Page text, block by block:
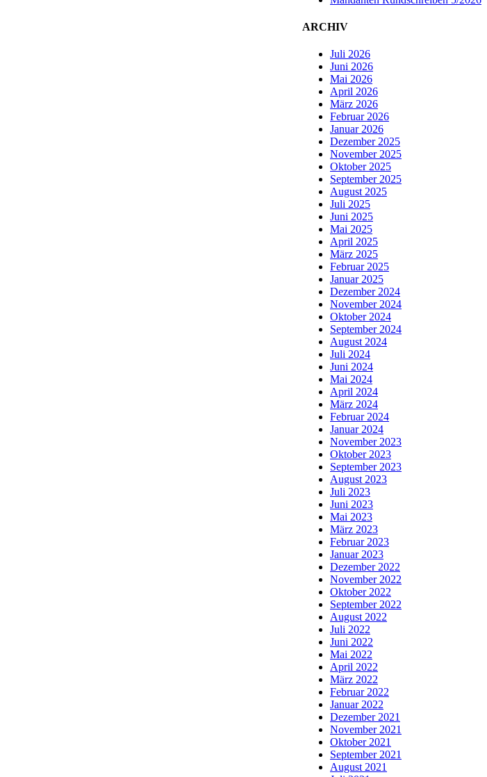
ARCHIV
Juli 2026
Juni 2026
Mai 2026
April 2026
März 2026
Februar 2026
Januar 2026
Dezember 2025
November 2025
Oktober 2025
September 2025
August 2025
Juli 2025
Juni 2025
Mai 2025
April 2025
März 2025
Februar 2025
Januar 2025
Dezember 2024
November 2024
Oktober 2024
September 2024
August 2024
Juli 2024
Juni 2024
Mai 2024
April 2024
März 2024
Februar 2024
Januar 2024
November 2023
Oktober 2023
September 2023
August 2023
Juli 2023
Juni 2023
Mai 2023
März 2023
Februar 2023
Januar 2023
Dezember 2022
November 2022
Oktober 2022
September 2022
August 2022
Juli 2022
Juni 2022
Mai 2022
April 2022
März 2022
Februar 2022
Januar 2022
Dezember 2021
November 2021
Oktober 2021
September 2021
August 2021